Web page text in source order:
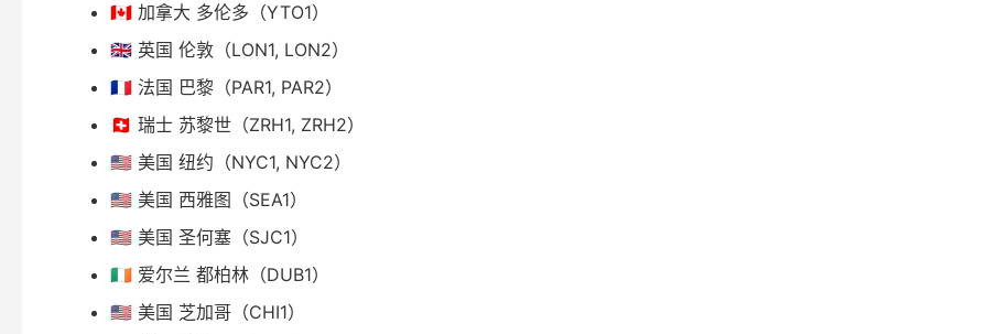
🇨🇦 加拿大 多伦多（YTO1）
🇬🇧 英国 伦敦（LON1, LON2）
🇫🇷 法国 巴黎（PAR1, PAR2）
🇨🇭 瑞士 苏黎世（ZRH1, ZRH2）
🇺🇸 美国 纽约（NYC1, NYC2）
🇺🇸 美国 西雅图（SEA1）
🇺🇸 美国 圣何塞（SJC1）
🇮🇪 爱尔兰 都柏林（DUB1）
🇺🇸 美国 芝加哥（CHI1）